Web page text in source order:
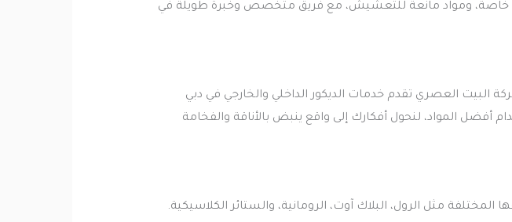
خاصة، ومواد مانعة للتعشيش، مع فريق متخصص وخبرة طويلة في
العصري تقدم خدمات الديكور الداخلي والخارجي في دبي
أفضل المواد، لنحول أفكارك إلى واقع ينبض بالأناقة والفخامة
مثل الرول، البلاك آوت، الرومانية، والستائر الكلاسيكية.